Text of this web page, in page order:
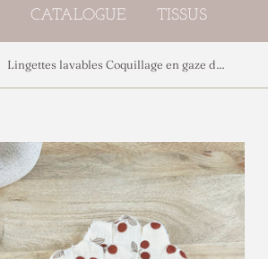
CATALOGUE TISSUS
Lingettes lavables Coquillage en gaze de coton Shelly cherry